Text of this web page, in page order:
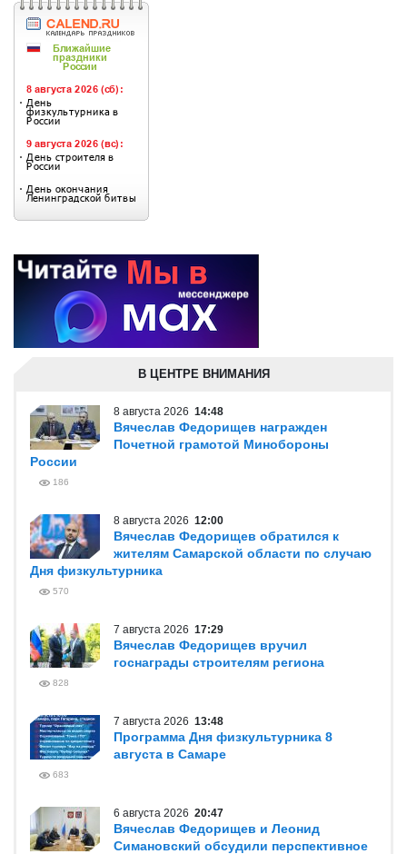
В ЦЕНТРЕ ВНИМАНИЯ
8 августа 2026 14:48
Вячеслав Федорищев награжден
Почетной грамотой Минобороны
России
186
8 августа 2026 12:00
Вячеслав Федорищев обратился к
жителям Самарской области по случаю
Дня физкультурника
570
7 августа 2026 17:29
Вячеслав Федорищев вручил
госнаграды строителям региона
828
7 августа 2026 13:48
Программа Дня физкультурника 8
августа в Самаре
683
6 августа 2026 20:47
Вячеслав Федорищев и Леонид
Симановский обсудили перспективное